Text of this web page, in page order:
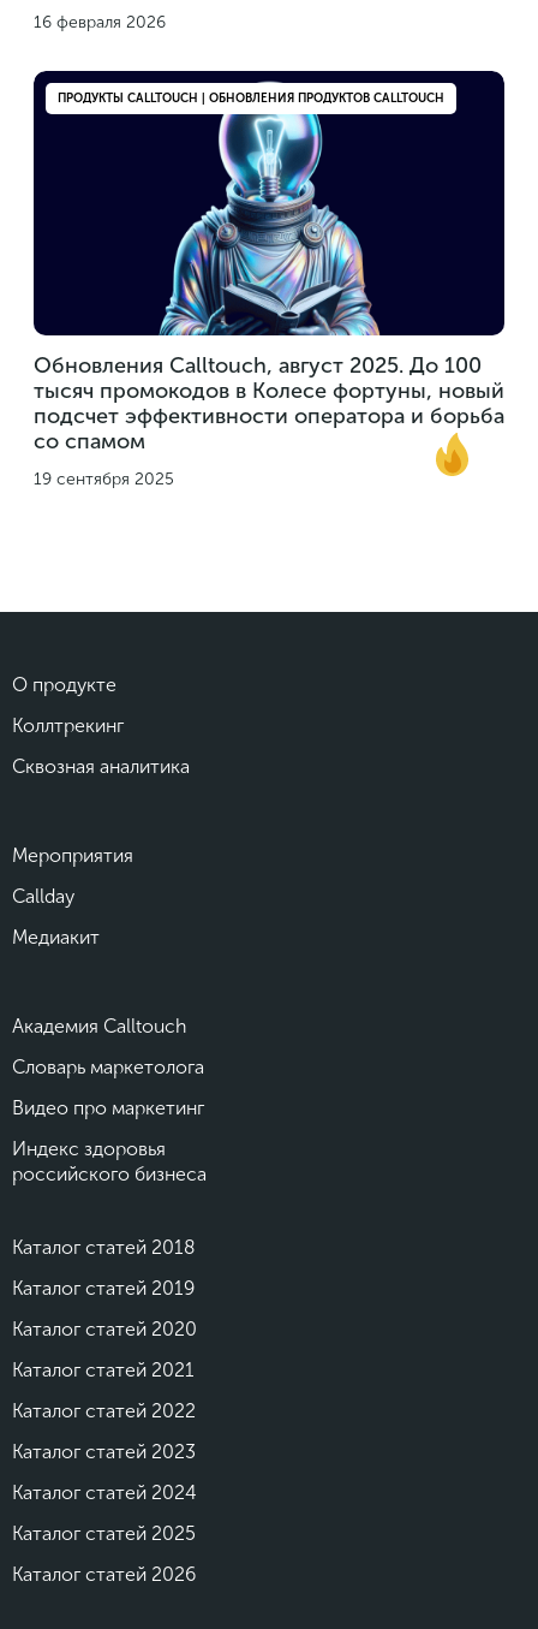
16 февраля 2026
ПРОДУКТЫ CALLTOUCH | ОБНОВЛЕНИЯ ПРОДУКТОВ CALLTOUCH
Обновления Calltouch, август 2025. До 100
тысяч промокодов в Колесе фортуны, новый
подсчет эффективности оператора и борьба
со спамом
19 сентября 2025
О продукте
Коллтрекинг
Сквозная аналитика
Мероприятия
Callday
Медиакит
Академия Calltouch
Словарь маркетолога
Видео про маркетинг
Индекс здоровья
российского бизнеса
Каталог статей 2018
Каталог статей 2019
Каталог статей 2020
Каталог статей 2021
Каталог статей 2022
Каталог статей 2023
Каталог статей 2024
Каталог статей 2025
Каталог статей 2026